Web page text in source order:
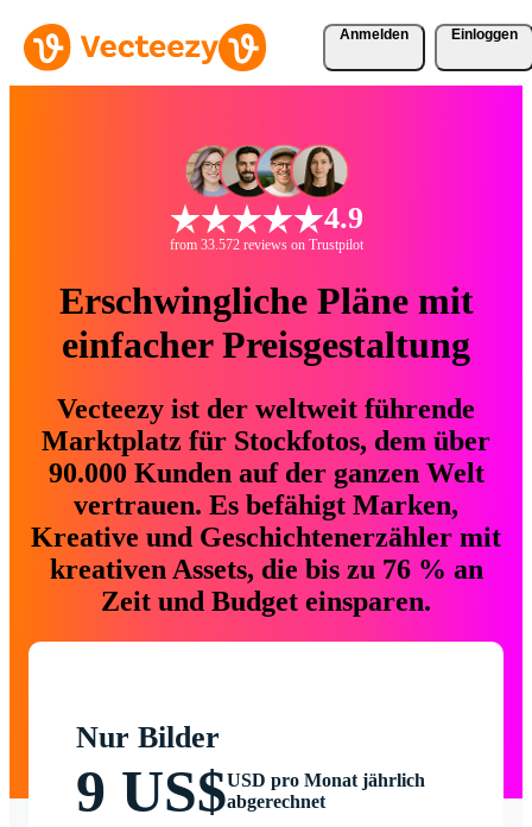
Anmelden Einloggen
4.9
from 33.572 reviews on Trustpilot
Erschwingliche Pläne mit
einfacher Preisgestaltung
Vecteezy ist der weltweit führende
Marktplatz für Stockfotos, dem über
90.000 Kunden auf der ganzen Welt
vertrauen. Es befähigt Marken,
Kreative und Geschichtenerzähler mit
kreativen Assets, die bis zu 76 % an
Zeit und Budget einsparen.
Nur Bilder
9 US$USD pro Monat jährlich
abgerechnet